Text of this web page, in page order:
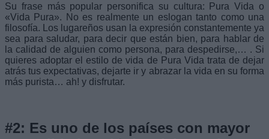
Su frase más popular personifica su cultura: Pura Vida o
«Vida Pura». No es realmente un eslogan tanto como una
filosofía. Los lugareños usan la expresión constantemente ya
sea para saludar, para decir que están bien, para hablar de
la calidad de alguien como persona, para despedirse,… . Si
quieres adoptar el estilo de vida de Pura Vida trata de dejar
atrás tus expectativas, dejarte ir y abrazar la vida en su forma
más purista… ah! y disfrutar.
#2: Es uno de los países con mayor